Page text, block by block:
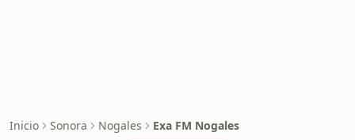
Inicio Sonora Nogales Exa FM Nogales